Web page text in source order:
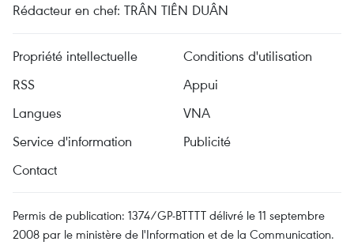
Rédacteur en chef: TRÂN TIÊN DUÂN
Propriété intellectuelle
Conditions d'utilisation
RSS
Appui
Langues
VNA
Service d'information
Publicité
Contact
Permis de publication: 1374/GP-BTTTT délivré le 11 septembre
2008 par le ministère de l'Information et de la Communication.